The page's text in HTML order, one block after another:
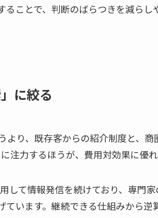
ことで、判断のばらつきを減らし
に絞る
り、既存客からの紹介制度と、商
注力するほうが、費用対効果に優れ
して情報発信を続けており、専門
います。継続できる仕組みから逆